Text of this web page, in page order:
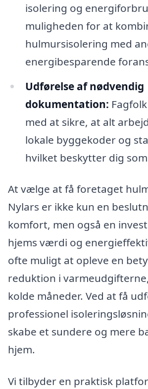
isolering og
muligheden for at
hulmursisolering med
energibesparende
Udførelse af nødvendig
dokumentation:
med at sikre, at alt
lokale byggekoder og
hvilket beskytter dig
At vælge at få foretaget
Nylars er ikke kun en
komfort, men også en
hjems værdi og
ofte muligt at opleve en
reduktion i
kolde måneder. Ved at få
professionel
skabe et sundere og mere
hjem.
Vi tilbyder en praktisk